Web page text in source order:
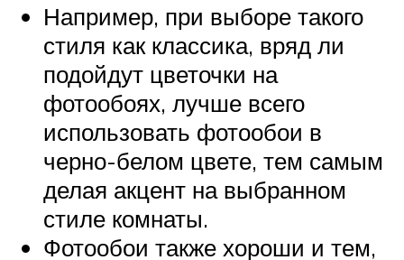
Например, при выборе такого
стиля как классика, вряд ли
подойдут цветочки на
фотообоях, лучше всего
использовать фотообои в
черно-белом цвете, тем самым
делая акцент на выбранном
стиле комнаты.
Фотообои также хороши и тем,